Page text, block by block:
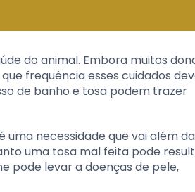
do animal. Embora muitos
frequência esses cuidados
de banho e tosa podem trazer
necessidade que vai além da
uma tosa mal feita pode
pode levar a doenças de pele,